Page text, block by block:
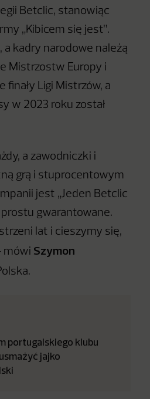
Betclic, stanowiąc
„Kibicem się jest”.
a kadry narodowe należą
Mistrzostw Europy i
Ligi Mistrzów, a
w 2023 roku został
a zawodniczki i
grą i stuprocentowym
jest „Jeden Betclic
gwarantowane.
lat i cieszymy się,
mówi Szymon
portugalskiego klubu
jajko